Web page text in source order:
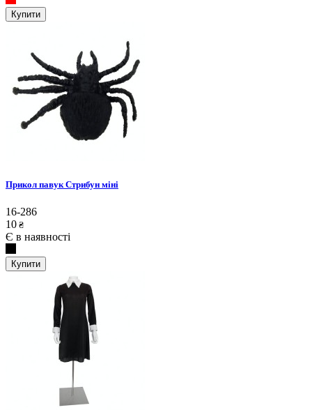
Купити
Прикол павук Стрибун міні
16-286
10 ₴
Є в наявності
Купити